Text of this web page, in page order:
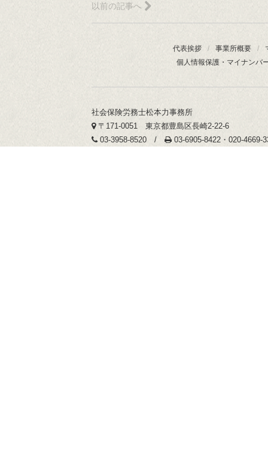
以前の記事へ
代表挨拶 / 事業所概要 /
個人情報保護・マイナンバ
社会保険労務士松本力事務所
〒171-0051 東京都豊島区長崎2-22-6
03-3958-8520 /
03-6905-8422・020-4669-